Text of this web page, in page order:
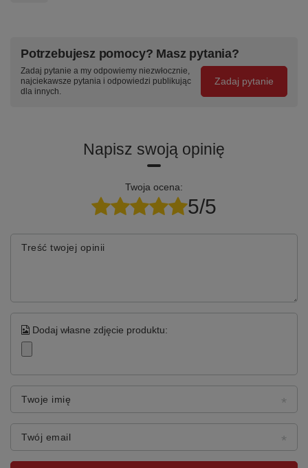
Potrzebujesz pomocy? Masz pytania?
Zadaj pytanie a my odpowiemy niezwłocznie,
najciekawsze pytania i odpowiedzi publikując
dla innych.
Zadaj pytanie
Napisz swoją opinię
Twoja ocena:
5/5
Treść twojej opinii
Dodaj własne zdjęcie produktu:
Twoje imię
Twój email